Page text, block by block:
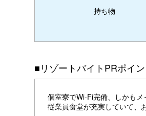
持ち物
■リゾートバイトPRポイン
個室寮でWi-Fi完備、しかもメ
従業員食堂が充実していて、